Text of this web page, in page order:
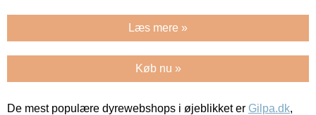
Læs mere »
Køb nu »
De mest populære dyrewebshops i øjeblikket er Gilpa.dk,